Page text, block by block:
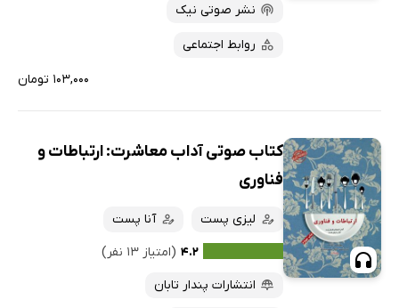
نشر صوتی نیک
روابط اجتماعی
۱۰۳,۰۰۰ تومان
کتاب صوتی آداب معاشرت: ارتباطات و
فناوری
لیزی پست
آنا پست
۴.۲ (امتیاز ۱۳ نفر)
انتشارات پندار تابان